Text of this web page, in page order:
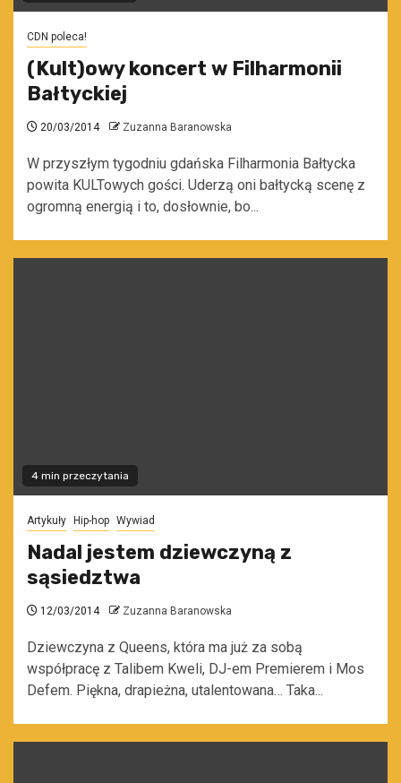
CDN poleca!
(Kult)owy koncert w Filharmonii
Bałtyckiej
20/03/2014 Zuzanna Baranowska
W przyszłym tygodniu gdańska Filharmonia Bałtycka
powita KULTowych gości. Uderzą oni bałtycką scenę z
ogromną energią i to, dosłownie, bo...
4 min przeczytania
Artykuły Hip-hop Wywiad
Nadal jestem dziewczyną z
sąsiedztwa
12/03/2014 Zuzanna Baranowska
Dziewczyna z Queens, która ma już za sobą
współpracę z Talibem Kweli, DJ-em Premierem i Mos
Defem. Piękna, drapieżna, utalentowana… Taka...